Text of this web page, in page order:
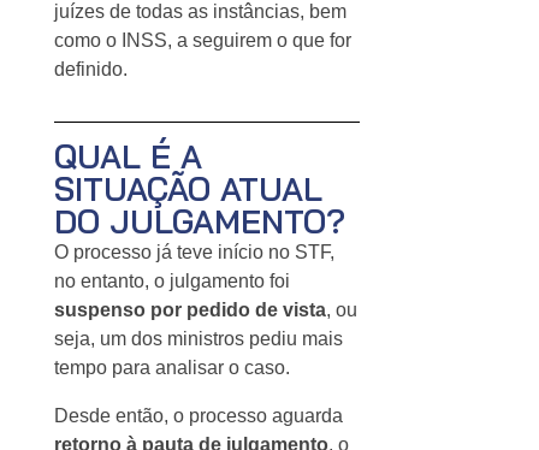
juízes de todas as instâncias, bem
como o INSS, a seguirem o que for
definido.
QUAL É A
SITUAÇÃO ATUAL
DO JULGAMENTO?
O processo já teve início no STF,
no entanto, o julgamento foi
suspenso por pedido de vista, ou
seja, um dos ministros pediu mais
tempo para analisar o caso.
Desde então, o processo aguarda
retorno à pauta de julgamento, o